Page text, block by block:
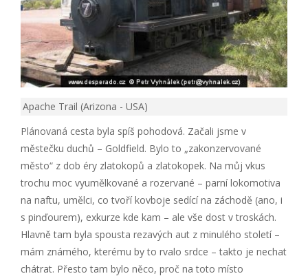
Apache Trail (Arizona - USA)
Plánovaná cesta byla spíš pohodová. Začali jsme v
městečku duchů – Goldfield. Bylo to „zakonzervované
město“ z dob éry zlatokopů a zlatokopek. Na můj vkus
trochu moc vyumělkované a rozervané – parní lokomotiva
na naftu, umělci, co tvoří kovboje sedící na záchodě (ano, i
s pinďourem), exkurze kde kam – ale vše dost v troskách.
Hlavně tam byla spousta rezavých aut z minulého století –
mám známého, kterému by to rvalo srdce – takto je nechat
chátrat. Přesto tam bylo něco, proč na toto místo